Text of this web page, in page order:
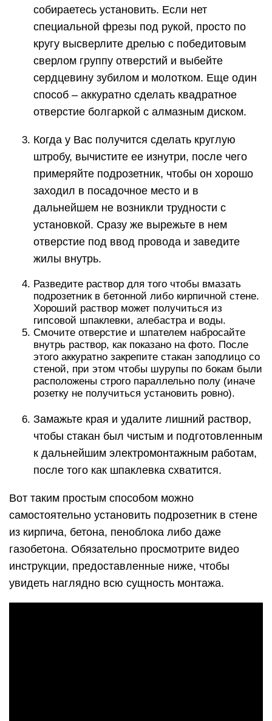
собираетесь установить. Если нет
специальной фрезы под рукой, просто по
кругу высверлите дрелью с победитовым
сверлом группу отверстий и выбейте
сердцевину зубилом и молотком. Еще один
способ – аккуратно сделать квадратное
отверстие болгаркой с алмазным диском.
Когда у Вас получится сделать круглую
штробу, вычистите ее изнутри, после чего
примеряйте подрозетник, чтобы он хорошо
заходил в посадочное место и в
дальнейшем не возникли трудности с
установкой. Сразу же вырежьте в нем
отверстие под ввод провода и заведите
жилы внутрь.
Разведите раствор для того чтобы вмазать
подрозетник в бетонной либо кирпичной стене.
Хороший раствор может получиться из
гипсовой шпаклевки, алебастра и воды.
Смочите отверстие и шпателем набросайте
внутрь раствор, как показано на фото. После
этого аккуратно закрепите стакан заподлицо со
стеной, при этом чтобы шурупы по бокам были
расположены строго параллельно полу (иначе
розетку не получиться установить ровно).
Замажьте края и удалите лишний раствор,
чтобы стакан был чистым и подготовленным
к дальнейшим электромонтажным работам,
после того как шпаклевка схватится.
Вот таким простым способом можно
самостоятельно установить подрозетник в стене
из кирпича, бетона, пеноблока либо даже
газобетона. Обязательно просмотрите видео
инструкции, предоставленные ниже, чтобы
увидеть наглядно всю сущность монтажа.